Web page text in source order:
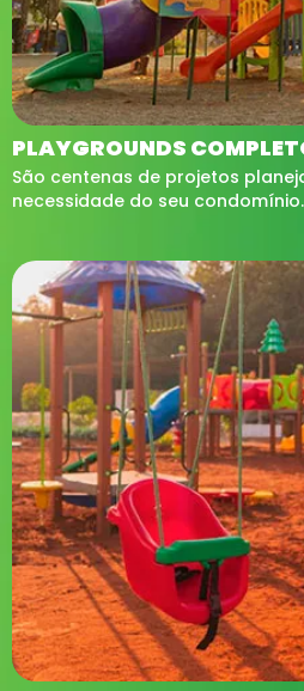
PLAYGROUNDS
São centenas de projetos
necessidade do seu condomínio.